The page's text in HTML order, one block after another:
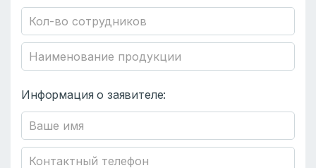
Информация о заявителе: